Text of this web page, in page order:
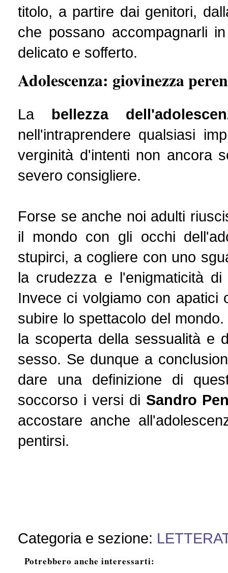
titolo, a partire dai genitori,
che possano accompagnarli
delicato e sofferto.
Adolescenza: giovinezza
La bellezza
nell'intraprendere qualsiasi
verginità d'intenti non ancora
severo consigliere.
Forse se anche noi adulti
il mondo con gli occhi
stupirci, a cogliere con uno
la crudezza e l'enigmaticità
Invece ci volgiamo con apatici
subire lo spettacolo del
la scoperta della sessualità e
sesso. Se dunque a
dare una definizione di
soccorso i versi di Sandro
accostare anche
pentirsi.
Categoria e sezione:
Potrebbero anche interessarti: